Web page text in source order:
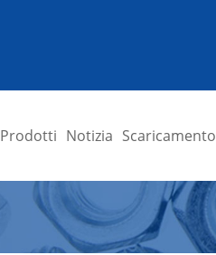
Prodotti Notizia Scaricamento